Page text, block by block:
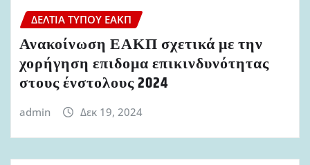
ΔΕΛΤΊΑ ΤΎΠΟΥ ΕΑΚΠ
Ανακοίνωση ΕΑΚΠ σχετικά με την
χορήγηση επιδομα επικινδυνότητας
στους ένστολους 2024
admin Δεκ 19, 2024